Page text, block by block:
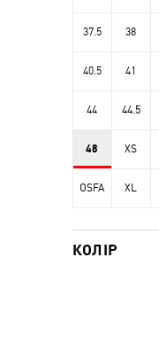
37.5 38
40.5 41
44 44.5
48 XS
OSFA XL
КОЛІР